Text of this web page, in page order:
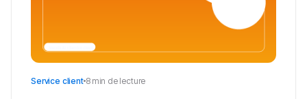
Service client 8 min de lecture